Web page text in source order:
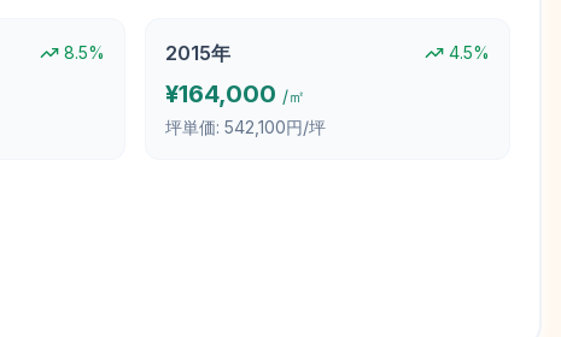
8.5% 2015年 4.5%
¥164,000 /㎡
坪単価: 542,100円/坪